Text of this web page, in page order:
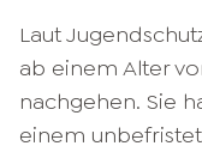
Laut
ab einem Alter
nachgehen. Sie
einem